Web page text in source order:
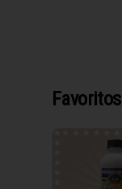
Favoritos